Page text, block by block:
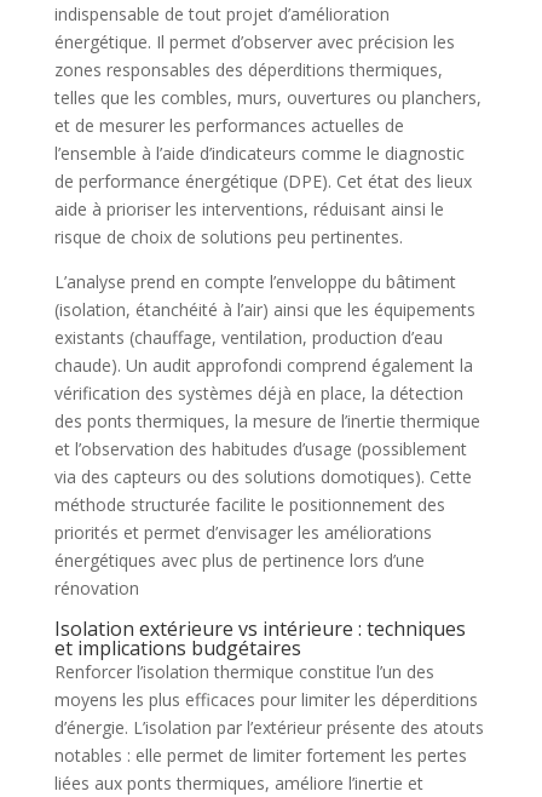
indispensable de tout projet d’amélioration
énergétique. Il permet d’observer avec précision les
zones responsables des déperditions thermiques,
telles que les combles, murs, ouvertures ou planchers,
et de mesurer les performances actuelles de
l’ensemble à l’aide d’indicateurs comme le diagnostic
de performance énergétique (DPE). Cet état des lieux
aide à prioriser les interventions, réduisant ainsi le
risque de choix de solutions peu pertinentes.
L’analyse prend en compte l’enveloppe du bâtiment
(isolation, étanchéité à l’air) ainsi que les équipements
existants (chauffage, ventilation, production d’eau
chaude). Un audit approfondi comprend également la
vérification des systèmes déjà en place, la détection
des ponts thermiques, la mesure de l’inertie thermique
et l’observation des habitudes d’usage (possiblement
via des capteurs ou des solutions domotiques). Cette
méthode structurée facilite le positionnement des
priorités et permet d’envisager les améliorations
énergétiques avec plus de pertinence lors d’une
rénovation
Isolation extérieure vs intérieure : techniques
et implications budgétaires
Renforcer l’isolation thermique constitue l’un des
moyens les plus efficaces pour limiter les déperditions
d’énergie. L’isolation par l’extérieur présente des atouts
notables : elle permet de limiter fortement les pertes
liées aux ponts thermiques, améliore l’inertie et